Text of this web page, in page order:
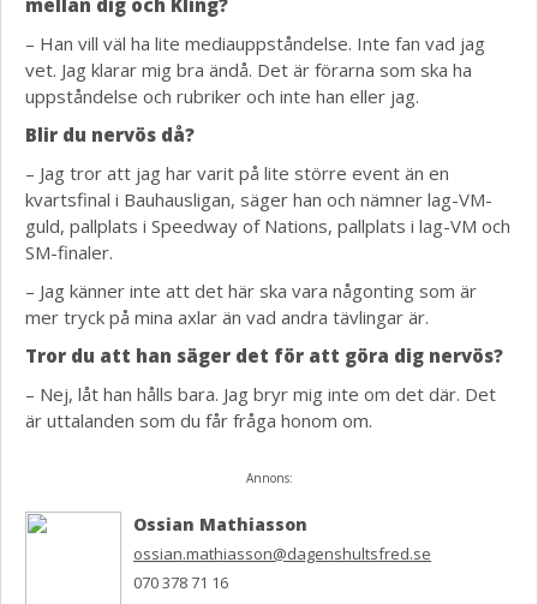
mellan dig och Kling?
– Han vill väl ha lite mediauppståndelse. Inte fan vad jag
vet. Jag klarar mig bra ändå. Det är förarna som ska ha
uppståndelse och rubriker och inte han eller jag.
Blir du nervös då?
– Jag tror att jag har varit på lite större event än en
kvartsfinal i Bauhausligan, säger han och nämner lag-VM-
guld, pallplats i Speedway of Nations, pallplats i lag-VM och
SM-finaler.
– Jag känner inte att det här ska vara någonting som är
mer tryck på mina axlar än vad andra tävlingar är.
Tror du att han säger det för att göra dig nervös?
– Nej, låt han hålls bara. Jag bryr mig inte om det där. Det
är uttalanden som du får fråga honom om.
Annons:
Ossian Mathiasson
ossian.mathiasson@dagenshultsfred.se
070 378 71 16